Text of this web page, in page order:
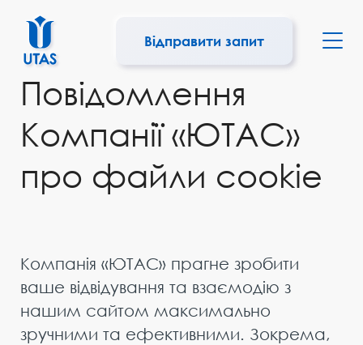
Відправити запит
Повідомлення
Компанії «ЮТАС»
про файли cookie
Компанія «ЮТАС» прагне зробити
ваше відвідування та взаємодію з
нашим сайтом максимально
зручними та ефективними. Зокрема,